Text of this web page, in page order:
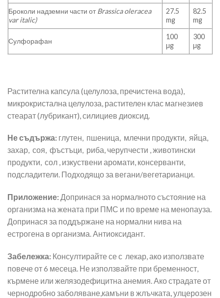
Броколи надземни части отBrassica oleracea
var italic)
27.5
mg
82.5
mg
Сулфорафан
100
µg
300
µg
Растителна капсула (целулоза, пречистена вода),
микрокристална целулоза, растителен клас магнезиев
стеарат (лубрикант), силициев диоксид.
Не съдържа: глутен, пшеница, млечни продукти, яйца,
захар, соя, фъстъци, риба, черупчести , животински
продукти, сол , изкуствени аромати, консерванти,
подсладители. Подходящо за вегани/вегетарианци.
Приложение:Допринася за нормалното състояние на
организма на жената при ПМС и по време на менопауза.
Допринася за поддържане на нормални нива на
естрогена в организма. Антиоксидант.
Забележка: Консултирайте се с лекар, ако използвате
повече от 6 месеца. Не използвайте при бременност,
кърмене или желязодефицитна анемия. Ако страдате от
чернодробно заболяване,камъни в жлъчката, улцерозен